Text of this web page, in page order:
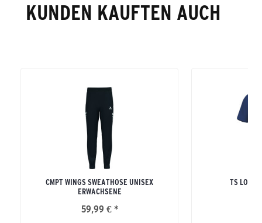
KUNDEN KAUFTEN AUCH
CMPT WINGS SWEATHOSE UNISEX
ERWACHSENE
59,99 € *
TS LOGO